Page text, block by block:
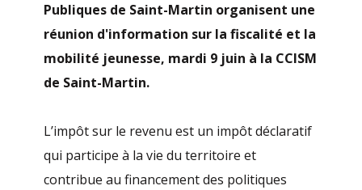
Publiques de Saint-Martin organisent une
réunion d'information sur la fiscalité et la
mobilité jeunesse, mardi 9 juin à la CCISM
de Saint-Martin.
L’impôt sur le revenu est un impôt déclaratif
qui participe à la vie du territoire et
contribue au financement des politiques